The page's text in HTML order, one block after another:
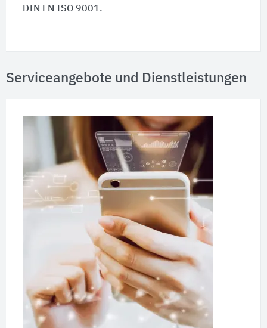
DIN EN ISO 9001.
Serviceangebote und Dienstleistungen